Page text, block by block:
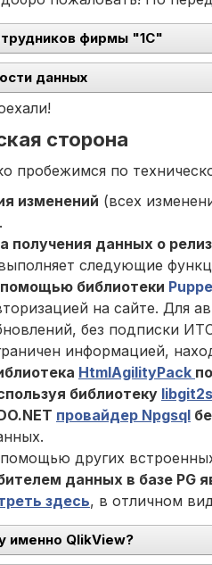
фирмы "1С"
данных
сторона
пробежимся по
изменений (всех
.
получения данных о
следующие
библиотеки
на сайте. Для
без подписки
информацией,
HtmlAgilityPack
библиотеку
провайдер Npgsql
других
данных в базе PG
здесь, в отличном
именно QlikView?